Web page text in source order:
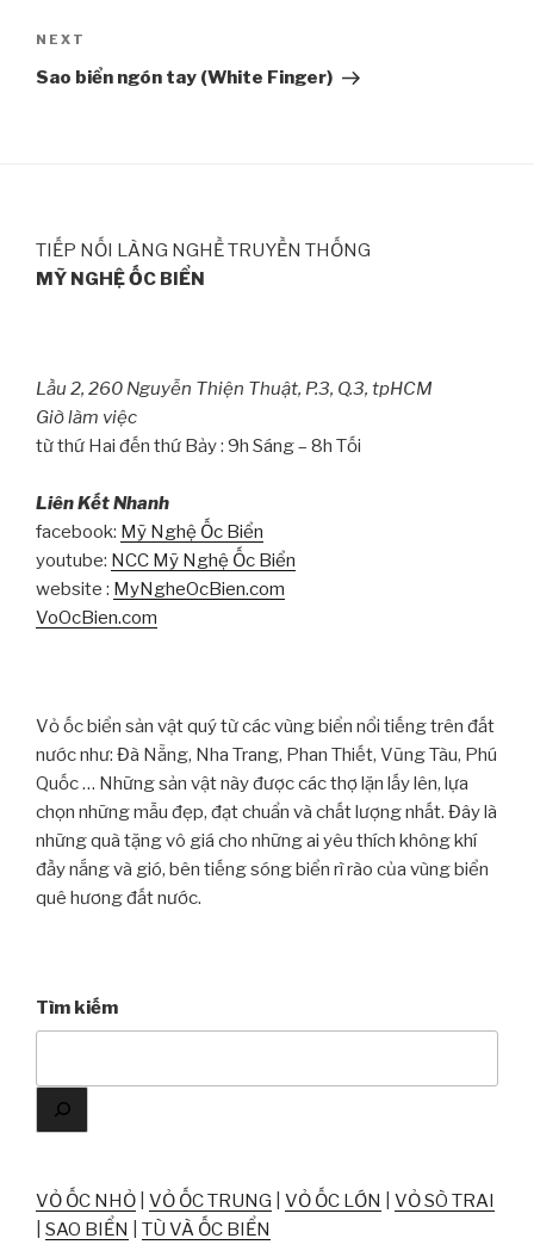
Next
Post
NEXT
Sao biển ngón tay (White Finger)
TIẾP NỐI LÀNG NGHỀ TRUYỀN THỐNG
MỸ NGHỆ ỐC BIỂN
Lầu 2, 260 Nguyễn Thiện Thuật, P.3, Q.3, tpHCM
Giờ làm việc
từ thứ Hai đến thứ Bảy : 9h Sáng – 8h Tối
Liên Kết Nhanh
facebook: Mỹ Nghệ Ốc Biển
youtube: NCC Mỹ Nghệ Ốc Biển
website : MyNgheOcBien.com
VoOcBien.com
Vỏ ốc biển sản vật quý từ các vùng biển nổi tiếng trên đất
nước như: Đà Nẵng, Nha Trang, Phan Thiết, Vũng Tàu, Phú
Quốc … Những sản vật này được các thợ lặn lấy lên, lựa
chọn những mẫu đẹp, đạt chuẩn và chất lượng nhất. Đây là
những quà tặng vô giá cho những ai yêu thích không khí
đầy nắng và gió, bên tiếng sóng biển rì rào của vùng biển
quê hương đất nước.
Tìm kiếm
VỎ ỐC NHỎ VỎ ỐC TRUNG VỎ ỐC LỚN
VỎ SÒ TRAI
SAO BIỂN TÙ VÀ ỐC BIỂN